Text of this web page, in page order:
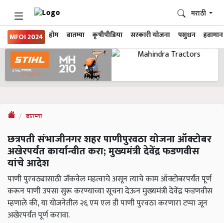
MFOI 2024 होम बातम्या कृषीपीडिया सरकारी योजना पशुधन हवामान
मराठी
बातम्या
छत्रपती संभाजीनगर शहर पाणीपुरवठा योजना ऑक्टोबर
अखेरपर्यंत कार्यान्वीत करा; मुख्यमंत्री देवेंद्र फडणवीस
यांचे आदेश
पाणी पुरवठ्यासाठी जॅकवेल महत्वाचे असून त्याचे काम ऑक्टोबरपर्यंत पूर्ण
करून पाणी उपसा सुरू करण्याच्या सूचना देऊन मुख्यमंत्री देवेंद्र फडणवीस
म्हणाले की, या योजनेतील २६ एम एल डी पाणी पुरवठा करणारा टप्पा जून
अखेरपर्यंत पूर्ण करावा.